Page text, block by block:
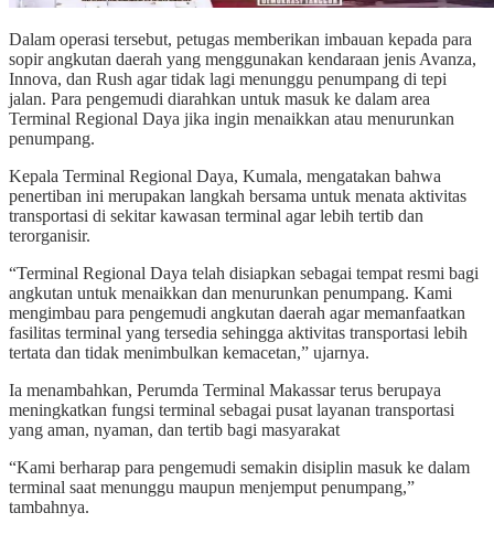
Dalam operasi tersebut, petugas memberikan imbauan kepada para
sopir angkutan daerah yang menggunakan kendaraan jenis Avanza,
Innova, dan Rush agar tidak lagi menunggu penumpang di tepi
jalan. Para pengemudi diarahkan untuk masuk ke dalam area
Terminal Regional Daya jika ingin menaikkan atau menurunkan
penumpang.
Kepala Terminal Regional Daya, Kumala, mengatakan bahwa
penertiban ini merupakan langkah bersama untuk menata aktivitas
transportasi di sekitar kawasan terminal agar lebih tertib dan
terorganisir.
“Terminal Regional Daya telah disiapkan sebagai tempat resmi bagi
angkutan untuk menaikkan dan menurunkan penumpang. Kami
mengimbau para pengemudi angkutan daerah agar memanfaatkan
fasilitas terminal yang tersedia sehingga aktivitas transportasi lebih
tertata dan tidak menimbulkan kemacetan,” ujarnya.
Ia menambahkan, Perumda Terminal Makassar terus berupaya
meningkatkan fungsi terminal sebagai pusat layanan transportasi
yang aman, nyaman, dan tertib bagi masyarakat
“Kami berharap para pengemudi semakin disiplin masuk ke dalam
terminal saat menunggu maupun menjemput penumpang,”
tambahnya.